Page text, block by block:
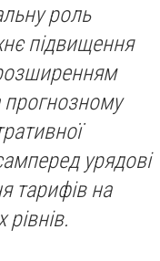
роль
підвищення
прогнозному
урядові
тарифів на